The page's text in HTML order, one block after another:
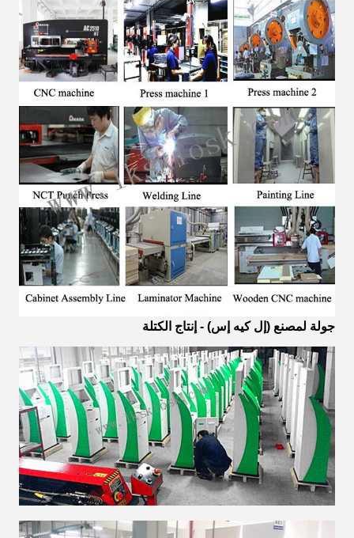
جولة لمصنع (إل كيه إس) - إنتاج الكتلة